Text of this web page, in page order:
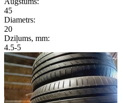
45
Diametrs:
20
Dziļums, mm:
4.5-5